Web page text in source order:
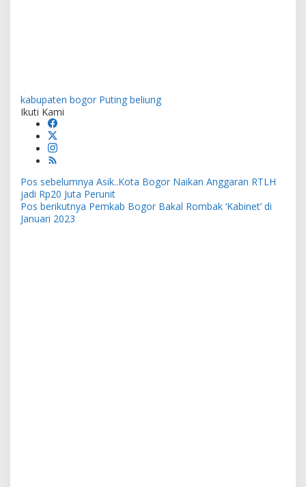
kabupaten bogor Puting beliung
Ikuti Kami
Navigasi
pos
Pos sebelumnya Asik..Kota Bogor Naikan Anggaran RTLH
jadi Rp20 Juta Perunit
Pos berikutnya Pemkab Bogor Bakal Rombak ‘Kabinet’ di
Januari 2023